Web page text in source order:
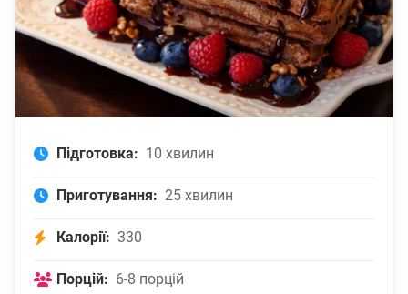
Підготовка: 10 хвилин
Приготування: 25 хвилин
Калорії: 330
Порцій: 6-8 порцій